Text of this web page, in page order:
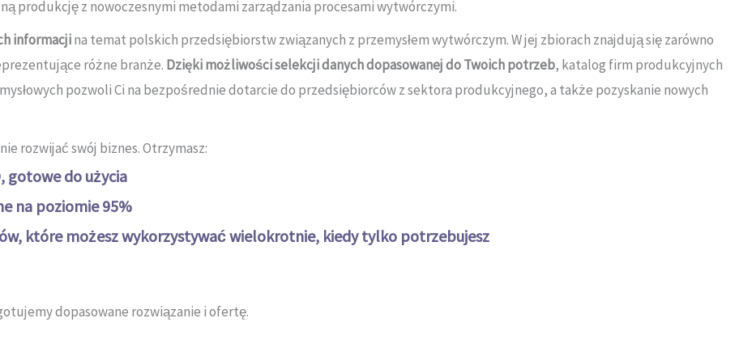
produkcję z nowoczesnymi metodami zarządzania procesami wytwórczymi.
informacjina temat polskich przedsiębiorstw związanych z przemysłem wytwórczym. W jej zbiorach znajdują się zarówno
różne branże. Dzięki możliwości selekcji danych dopasowanej do Twoich potrzeb, katalog firm produkcyjnych
pozwoli Ci na bezpośrednie dotarcie do przedsiębiorców z sektora produkcyjnego, a także pozyskanie nowych
rozwijać swój biznes. Otrzymasz:
gotowe do użycia
na poziomie 95%
które możesz wykorzystywać wielokrotnie, kiedy tylko potrzebujesz
dopasowane rozwiązanie i ofertę.